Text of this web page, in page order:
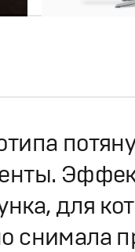
для
снимала